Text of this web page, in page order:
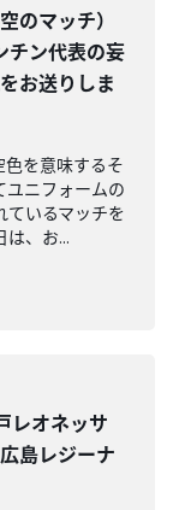
のマッチ）
チン代表の妄
お送りしま
を意味するそ
ユニフォームの
ているマッチを
、お...
レオネッサ
島レジーナ